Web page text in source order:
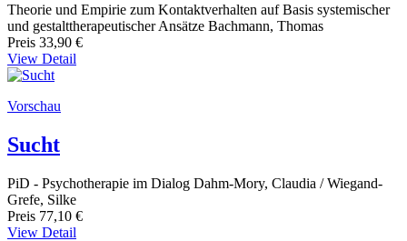
Theorie und Empirie zum Kontaktverhalten auf Basis systemischer
und gestalttherapeutischer Ansätze Bachmann, Thomas
Preis 33,90 €
View Detail
Vorschau
Sucht
PiD - Psychotherapie im Dialog Dahm-Mory, Claudia / Wiegand-
Grefe, Silke
Preis 77,10 €
View Detail